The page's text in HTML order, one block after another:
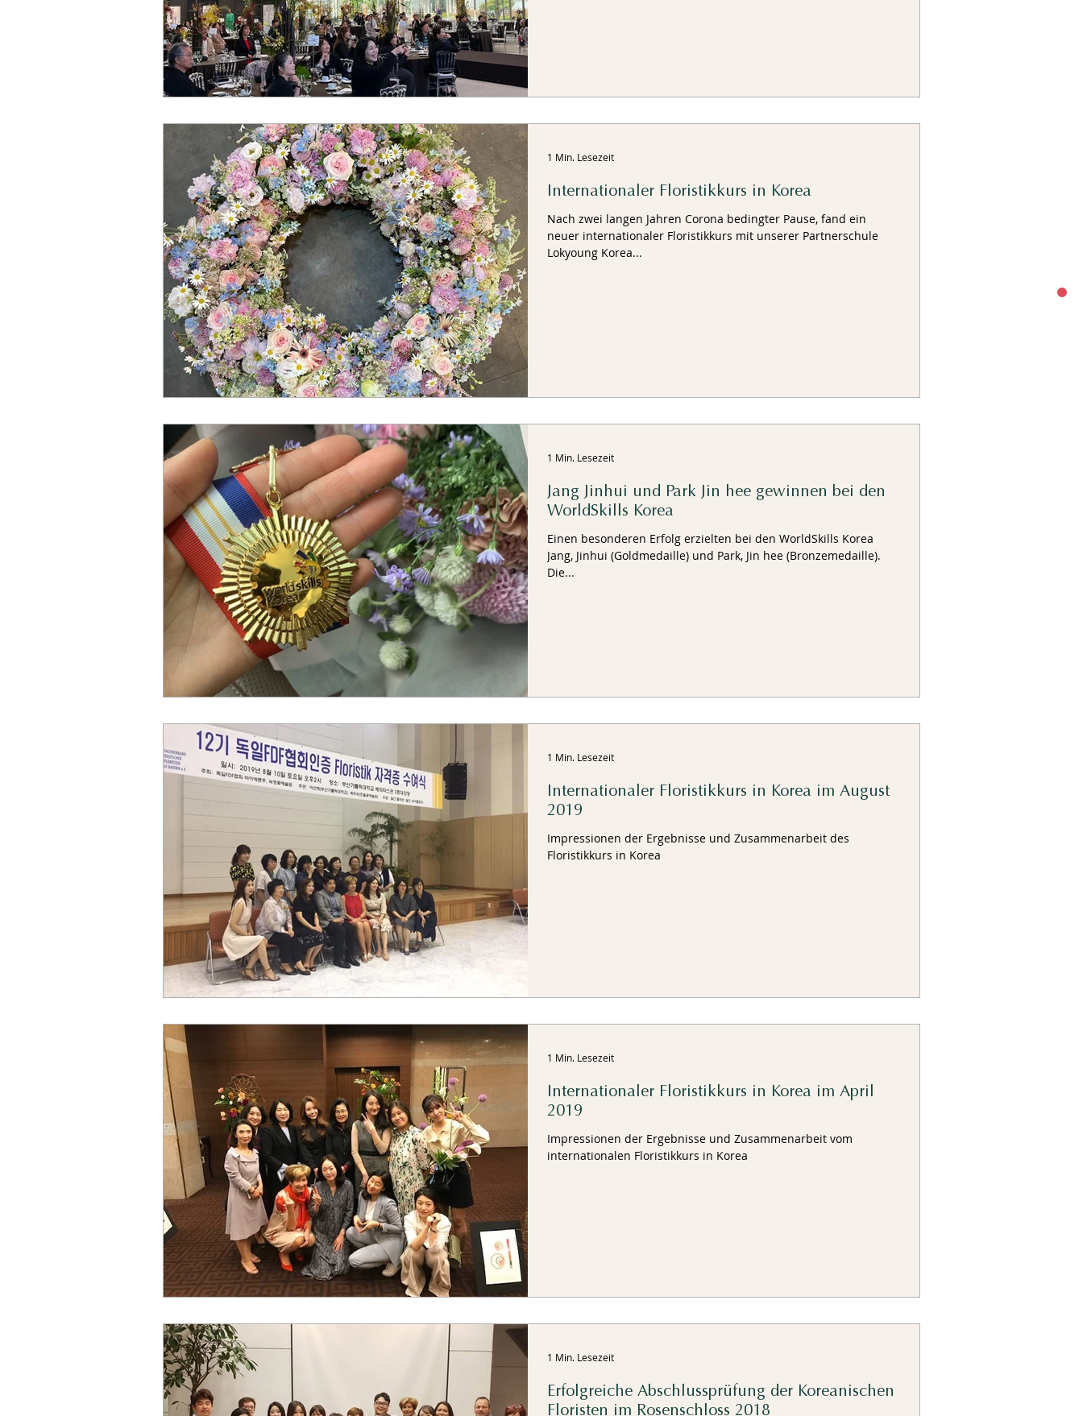
Internationaler Floristikkurs in Korea
Nach zwei langen Jahren Corona bedingter Pause, fand ein
neuer internationaler Floristikkurs mit unserer Partnerschule
Lokyoung Korea...
1 Min. Lesezeit
Jang Jinhui und Park Jin hee gewinnen bei den
WorldSkills Korea
Einen besonderen Erfolg erzielten bei den WorldSkills Korea
Jang, Jinhui (Goldmedaille) und Park, Jin hee (Bronzemedaille).
Die...
1 Min. Lesezeit
Internationaler Floristikkurs in Korea im August
2019
Impressionen der Ergebnisse und Zusammenarbeit des
Floristikkurs in Korea
1 Min. Lesezeit
Internationaler Floristikkurs in Korea im April
2019
Impressionen der Ergebnisse und Zusammenarbeit vom
internationalen Floristikkurs in Korea
1 Min. Lesezeit
Erfolgreiche Abschlussprüfung der Koreanischen
Floristen im Rosenschloss 2018
1 Min. Lesezeit